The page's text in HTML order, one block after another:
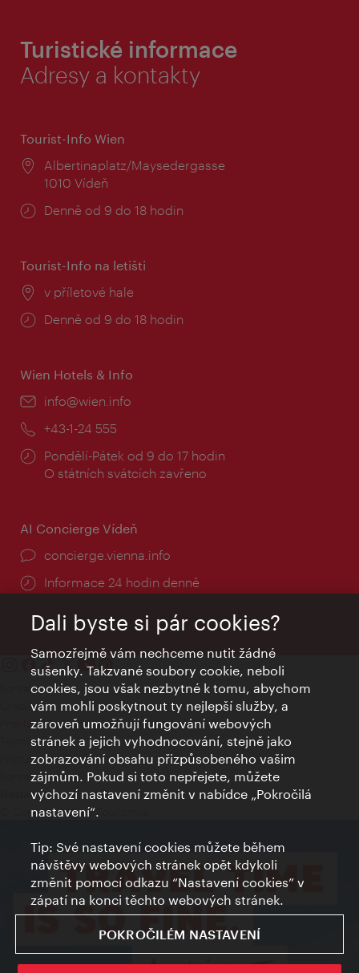
Turistické informace
Adresy a kontakty
Tourist-Info Wien
Místo:
Albertinaplatz/Maysedergasse
1010 Vídeň
Provozní
Denně od 9 do 18 hodin
Tourist-Info na letišti
Místo:
v příletové hale
Provozní
Denně od 9 do 18 hodin
Wien Hotels & Info
E-
info@wien.info
Telefon:
+43-1-24 555
Provozní
doba:
Pondělí-Pátek od 9 do 17 hodin
O státních svátcích zavřeno
AI Concierge Vídeň
concierge.vienna.info
Informace 24 hodin denně
Kontakty
Credits
Prohlášení o ochraně osobních údajů
Terms of Use
Přístupnost
Kontakt pro tisk
Nastavení cookies
© Copyright Wien Tourismus
Dali byste si pár cookies?
Samozřejmě vám nechceme nutit žádné
sušenky. Takzvané soubory cookie, neboli
cookies, jsou však nezbytné k tomu, abychom
vám mohli poskytnout ty nejlepší služby, a
zároveň umožňují fungování webových
stránek a jejich vyhodnocování, stejně jako
zobrazování obsahu přizpůsobeného vašim
zájmům. Pokud si toto nepřejete, můžete
výchozí nastavení změnit v nabídce „Pokročilá
nastavení“.
Tip: Své nastavení cookies můžete během
návštěvy webových stránek opět kdykoli
změnit pomocí odkazu “Nastavení cookies” v
zápatí na konci těchto webových stránek.
POKROČILÉM NASTAVENÍ